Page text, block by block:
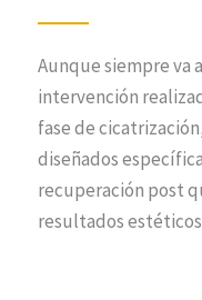
Aunque siempre va
intervención
fase de
diseñados
recuperación post
resultados